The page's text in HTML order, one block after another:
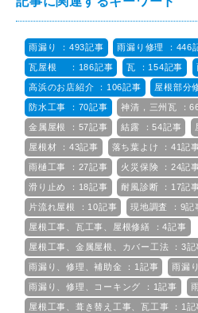
雨漏り ：493記事 雨漏り修理 ：446
瓦屋根 ：186記事 瓦 ：154記事
高浜のお店紹介 ：106記事 屋根部分
防水工事 ：70記事 神清，三州瓦 ：
金属屋根 ：57記事 結露 ：54記事
屋根材 ：43記事 落ち葉よけ ：41記
雨樋工事 ：27記事 火災保険 ：24記
滑り止め ：18記事 耐風診断 ：17記
片流れ屋根 ：10記事 現地調査 ：9記
屋根工事、瓦工事、屋根修繕 ：4記事
屋根工事、金属屋根、カバー工法 ：3記
雨漏り、修理、補助金 ：1記事 雨漏
雨漏り、修理、コーキング ：1記事
屋根工事、葺き替え工事、瓦工事 ：1記